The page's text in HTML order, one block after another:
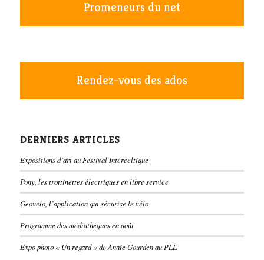
Promeneurs du net
Rendez-vous des ados
DERNIERS ARTICLES
Expositions d’art au Festival Interceltique
Pony, les trottinettes électriques en libre service
Geovelo, l’application qui sécurise le vélo
Programme des médiathèques en août
Expo photo « Un regard » de Annie Gourden au PLL